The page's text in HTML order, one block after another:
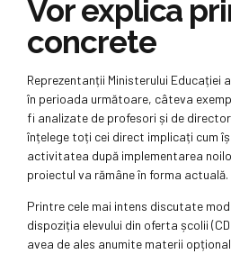
Vor explica
concrete
Reprezentanții Ministerului Educației
în perioada următoare, câteva
fi analizate de profesori și de
înțelege toți cei direct implicați cum
activitatea după implementarea
proiectul va rămâne în forma actuală.
Printre cele mai intens discutate
dispoziția elevului din oferta școlii
avea de ales anumite materii